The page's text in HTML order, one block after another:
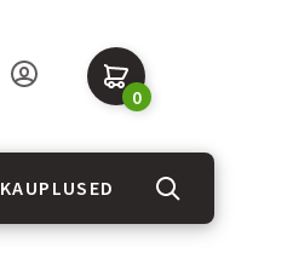
0
KAUPLUSED